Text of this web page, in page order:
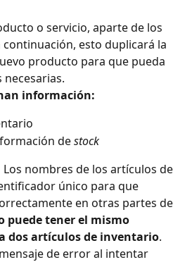
o servicio, aparte de los
esto duplicará la
producto para que pueda
necesarias.
información:
de stock
Los nombres de los artículos de
único para que
en otras partes de
puede tener el mismo
dos artículos de inventario.
de error al intentar